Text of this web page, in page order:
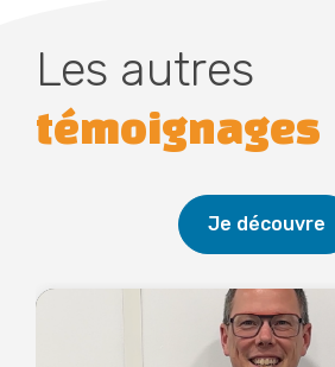
Les autres
témoignages
Je découvre